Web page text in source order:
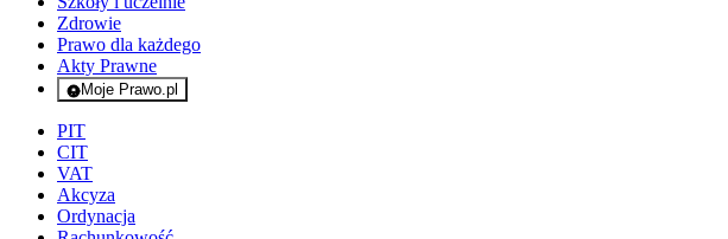
Zdrowie
Prawo dla każdego
Akty Prawne
Moje Prawo.pl
- rejestracja i logowanie do serwisu
PIT
CIT
VAT
Akcyza
Ordynacja